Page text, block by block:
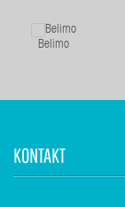
Belimo
KONTAKT